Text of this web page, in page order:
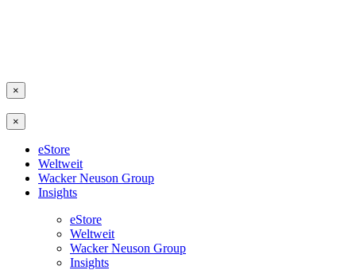
×
×
eStore
Weltweit
Wacker Neuson Group
Insights
eStore
Weltweit
Wacker Neuson Group
Insights